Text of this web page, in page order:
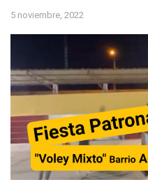
5 noviembre, 2022